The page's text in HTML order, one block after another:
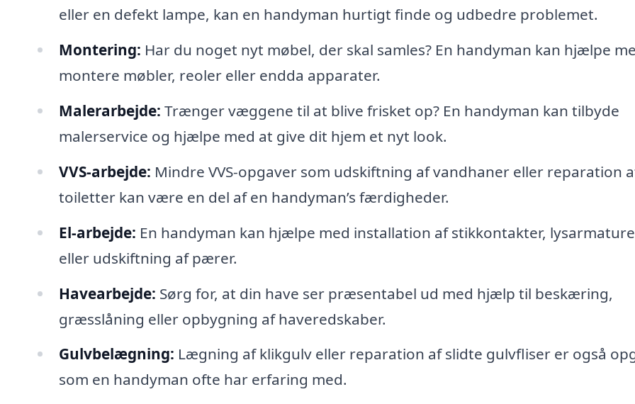
eller en defekt lampe, kan en handyman hurtigt finde og udbedre problemet.
Montering: Har du noget nyt møbel, der skal samles? En handyman kan hjælpe
montere møbler, reoler eller endda apparater.
Malerarbejde: Trænger væggene til at blive frisket op? En handyman kan tilbyde
malerservice og hjælpe med at give dit hjem et nyt look.
VVS-arbejde: Mindre VVS-opgaver som udskiftning af vandhaner eller reparation
toiletter kan være en del af en handyman’s færdigheder.
El-arbejde: En handyman kan hjælpe med installation af stikkontakter,
eller udskiftning af pærer.
Havearbejde: Sørg for, at din have ser præsentabel ud med hjælp til beskæring,
græsslåning eller opbygning af haveredskaber.
Gulvbelægning: Lægning af klikgulv eller reparation af slidte gulvfliser er også
som en handyman ofte har erfaring med.